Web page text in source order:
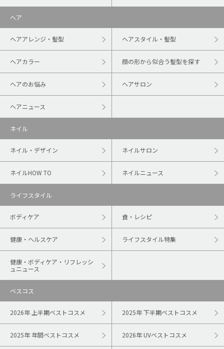
ヘア
ヘアアレンジ・髪型 ヘアスタイル・髪型
ヘアカラー 顔の形から似合う髪型を探す
ヘアのお悩み ヘアサロン
ヘアニュース
ネイル
ネイル・デザイン ネイルサロン
ネイルHOW TO ネイルニュース
ライフスタイル
ボディケア 食・レシピ
健康・ヘルスケア ライフスタイル特集
健康・ボディケア・リフレッシ
ュニュース
ベスコス
2026年 上半期ベストコスメ 2025年 下半期ベストコスメ
2025年 年間ベストコスメ 2026年 UVベストコスメ